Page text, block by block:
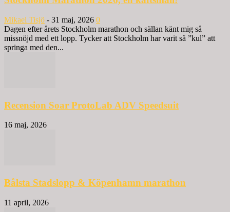
Mikael Tisjö - 31 maj, 2026 0
Dagen efter årets Stockholm marathon och sällan känt mig så
missnöjd med ett lopp. Tycker att Stockholm har varit så ”kul” att
springa med den...
Recension Soar ProtoLab ADV Speedsuit
16 maj, 2026
Bålsta Stadslopp & Köpenhamn marathon
11 april, 2026